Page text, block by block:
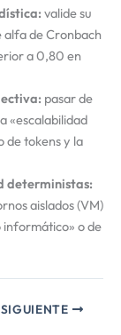
valide su
alfa de Cronbach
a 0,80 en
pasar de
«escalabilidad
de tokens y la
deterministas:
aislados (VM)
informático» o de
SIGUIENTE